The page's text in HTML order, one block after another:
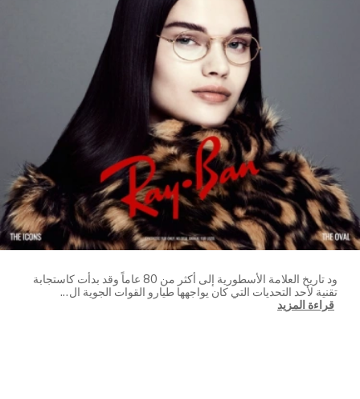
ود تاريخ العلامة الأسطورية إلى أكثر من 80 عاماً وقد بدأت كاستجابة
تقنية لأحد التحديات التي كان يواجهها طيارو القوات الجوية ال...
قراءة المزيد